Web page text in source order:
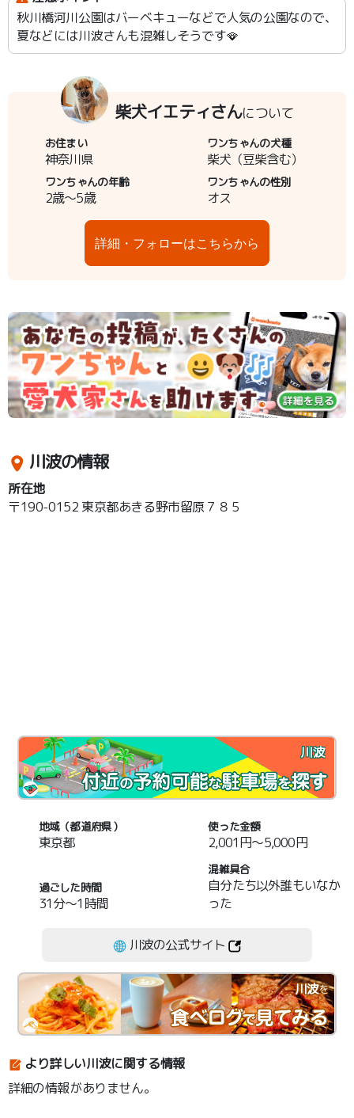
秋川橋河川公園はバーベキューなどで人気の公園なので、
夏などには川波さんも混雑しそうです🪭
柴犬イエティさんについて
お住まい
神奈川県
ワンちゃんの犬種
柴犬（豆柴含む）
ワンちゃんの年齢
2歳～5歳
ワンちゃんの性別
オス
詳細・フォローはこちらから
川波の情報
所在地
〒190-0152 東京都あきる野市留原７８５
川波
地域（都道府県）
東京都
使った金額
2,001円～5,000円
過ごした時間
31分～1時間
混雑具合
自分たち以外誰もいなか
った
川波の公式サイト
川波を
より詳しい川波に関する情報
詳細の情報がありません。